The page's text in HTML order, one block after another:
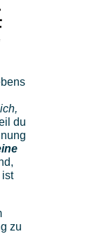
du
ist
zu